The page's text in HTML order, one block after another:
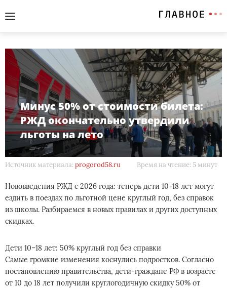
Минус 50% от стоимости билета:
РЖД окончательно утвердили
льготы на лето
Источник материала: progorod58.ru Время на чтение: 5 минут
Нововведения РЖД с 2026 года: теперь дети 10-18 лет могут
ездить в поездах по льготной цене круглый год, без справок
из школы. Разбираемся в новых правилах и других доступных
скидках.
Дети 10–18 лет: 50% круглый год без справки
Самые громкие изменения коснулись подростков. Согласно
постановлению правительства, дети-граждане РФ в возрасте
от 10 до 18 лет получили круглогодичную скидку 50% от